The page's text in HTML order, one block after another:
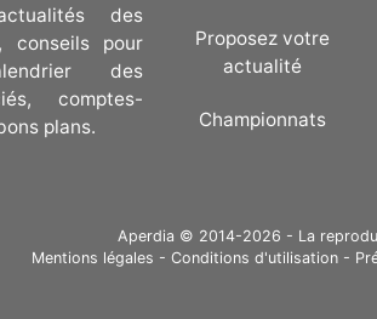
des
conseils pour
des
comptes-
plans.
Proposez votre
actualité
Championnats
Aperdia © 2014-2026 - La
Mentions légales - Conditions d'utilisation -